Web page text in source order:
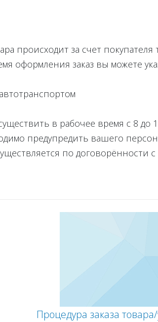
происходит за счет
оформления заказ вы можете
в рабочее время с 8
предупредить вашего
по
Процедура заказа товара/